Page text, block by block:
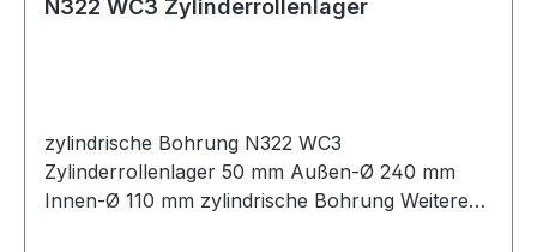
N322 WC3 Zylinderrollenlager
zylindrische Bohrung N322 WC3
Zylinderrollenlager 50 mm Außen-Ø 240 mm
Innen-Ø 110 mm zylindrische Bohrung Weitere